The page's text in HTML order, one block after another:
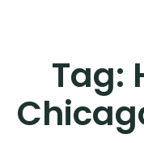
Tag: